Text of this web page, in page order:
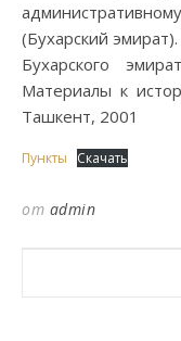
(Бухарский
Бухарского
Материалы к
Ташкент, 2001
Пункты Скачать
от admin